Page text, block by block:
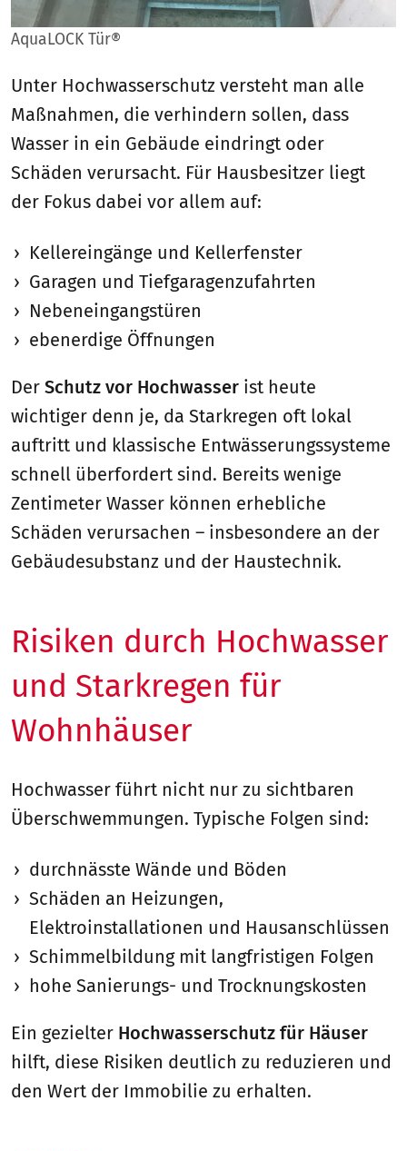
AquaLOCK Tür®
Unter Hochwasserschutz versteht man alle
Maßnahmen, die verhindern sollen, dass
Wasser in ein Gebäude eindringt oder
Schäden verursacht. Für Hausbesitzer liegt
der Fokus dabei vor allem auf:
Kellereingänge und Kellerfenster
Garagen und Tiefgaragenzufahrten
Nebeneingangstüren
ebenerdige Öffnungen
Der Schutz vor Hochwasser ist heute
wichtiger denn je, da Starkregen oft lokal
auftritt und klassische Entwässerungssysteme
schnell überfordert sind. Bereits wenige
Zentimeter Wasser können erhebliche
Schäden verursachen – insbesondere an der
Gebäudesubstanz und der Haustechnik.
Risiken durch Hochwasser
und Starkregen für
Wohnhäuser
Hochwasser führt nicht nur zu sichtbaren
Überschwemmungen. Typische Folgen sind:
durchnässte Wände und Böden
Schäden an Heizungen,
Elektroinstallationen und Hausanschlüssen
Schimmelbildung mit langfristigen Folgen
hohe Sanierungs- und Trocknungskosten
Ein gezielter Hochwasserschutz für Häuser
hilft, diese Risiken deutlich zu reduzieren und
den Wert der Immobilie zu erhalten.